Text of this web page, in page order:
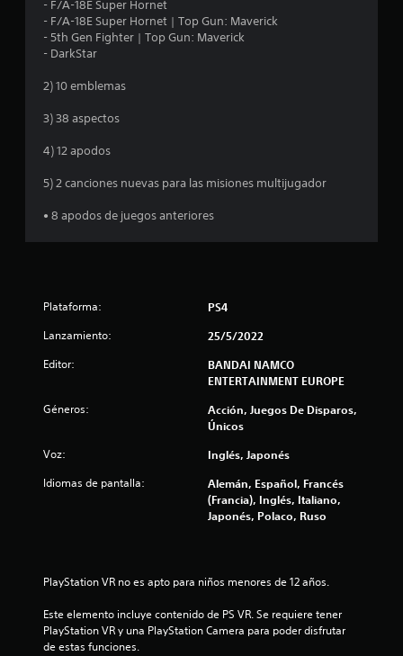
o
- F/A-18E Super Hornet
- F/A-18E Super Hornet | Top Gun: Maverick
- 5th Gen Fighter | Top Gun: Maverick
- DarkStar
2) 10 emblemas
3) 38 aspectos
4) 12 apodos
5) 2 canciones nuevas para las misiones multijugador
• 8 apodos de juegos anteriores
Plataforma: PS4
Lanzamiento: 25/5/2022
Editor:
BANDAI NAMCO
ENTERTAINMENT EUROPE
Géneros:
Acción, Juegos De Disparos,
Únicos
Voz: Inglés, Japonés
Idiomas de pantalla:
Alemán, Español, Francés
(Francia), Inglés, Italiano,
Japonés, Polaco, Ruso
PlayStation VR no es apto para niños menores de 12 años.
Este elemento incluye contenido de PS VR. Se requiere tener
PlayStation VR y una PlayStation Camera para poder disfrutar
de estas funciones.